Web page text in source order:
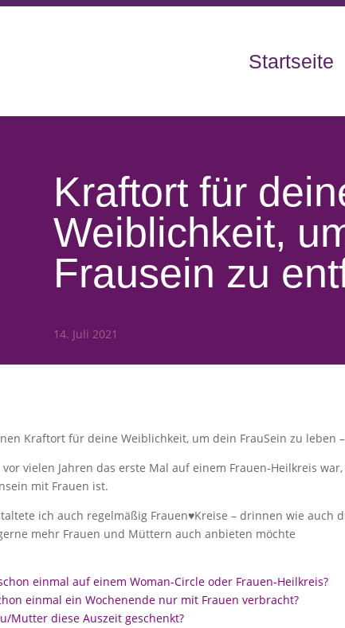
Startseite
Kraftort für
Weiblichkeit,
Frausein zu
14. Juli 2021
Kraftort für deine Weiblichkeit, um dein FrauSein zu leben
vor vielen Jahren das erste Mal auf einem Frauen-Heilkreis
mit Frauen ist.
ich auch regelmäßig Frauen♥Kreise – drinnen wie
mehr Frauen und Müttern auch anbieten möchte
einmal auf einem Woman-Circle oder Frauen-Heilkreis?
einmal ein Wochenende nur mit Frauen verbracht?
Mutter diese Auszeit geschenkt?